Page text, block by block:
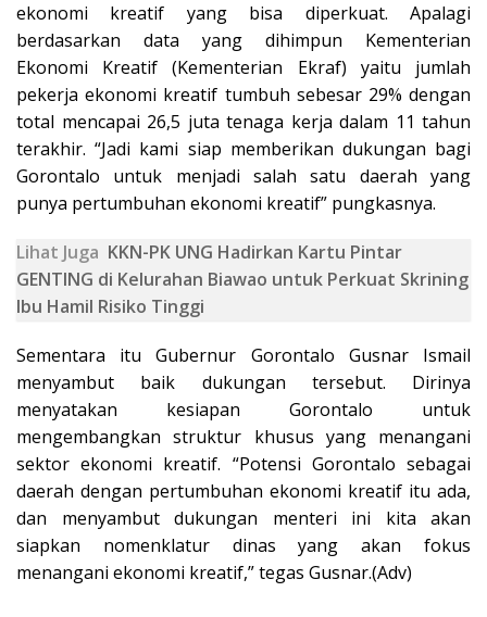
ekonomi kreatif yang bisa diperkuat. Apalagi
berdasarkan data yang dihimpun Kementerian
Ekonomi Kreatif (Kementerian Ekraf) yaitu jumlah
pekerja ekonomi kreatif tumbuh sebesar 29% dengan
total mencapai 26,5 juta tenaga kerja dalam 11 tahun
terakhir. “Jadi kami siap memberikan dukungan bagi
Gorontalo untuk menjadi salah satu daerah yang
punya pertumbuhan ekonomi kreatif” pungkasnya.
Lihat Juga KKN-PK UNG Hadirkan Kartu Pintar
GENTING di Kelurahan Biawao untuk Perkuat Skrining
Ibu Hamil Risiko Tinggi
Sementara itu Gubernur Gorontalo Gusnar Ismail
menyambut baik dukungan tersebut. Dirinya
menyatakan kesiapan Gorontalo untuk
mengembangkan struktur khusus yang menangani
sektor ekonomi kreatif. “Potensi Gorontalo sebagai
daerah dengan pertumbuhan ekonomi kreatif itu ada,
dan menyambut dukungan menteri ini kita akan
siapkan nomenklatur dinas yang akan fokus
menangani ekonomi kreatif,” tegas Gusnar.(Adv)